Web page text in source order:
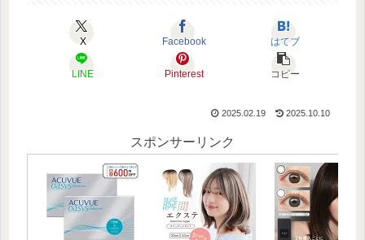
X Facebook はてブ
LINE Pinterest コピー
2025.02.19 2025.10.10
スポンサーリンク